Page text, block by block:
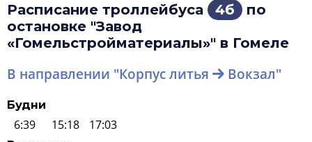
Расписание троллейбуса 4б
по
остановке "Завод
«Гомельстройматериалы»" в Гомеле
В направлении "Корпус литья Вокзал"
Будни
6:39 15:18 17:03